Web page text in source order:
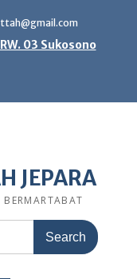
03 Sukosono
JEPARA